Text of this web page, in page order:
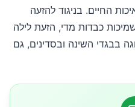
לילה
החיים. בניגוד להזעה
כבדות מדי, הזעת לילה
בבגדי השינה ובסדינים, גם